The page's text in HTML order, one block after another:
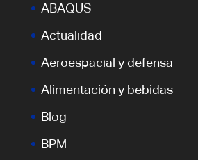
ABAQUS
Actualidad
Aeroespacial y defensa
Alimentación y bebidas
Blog
BPM